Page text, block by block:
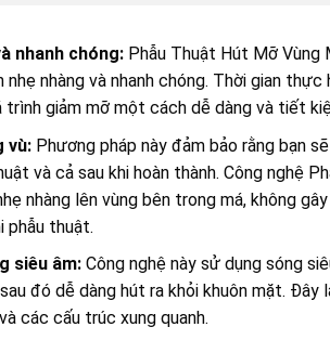
nhanh chóng:Phẫu Thuật Hút Mỡ Vùng
nhàng và nhanh chóng. Thời gian
trình giảm mỡ một cách dễ dàng và tiết
vù: Phương pháp này đảm bảo rằng bạn
và cả sau khi hoàn thành. Công nghệ
nhàng lên vùng bên trong má, không
phẫu thuật.
siêu âm:Công nghệ này sử dụng sóng
đó dễ dàng hút ra khỏi khuôn mặt. Đây
các cấu trúc xung quanh.